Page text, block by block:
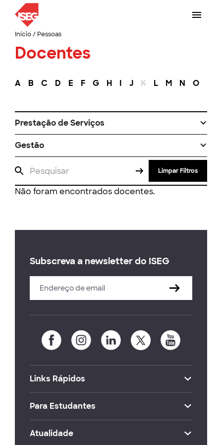
Início/ Pessoas
Docentes
A B C D E F G H I J K L M N O
Prestação de Serviços
Gestão
Limpar Filtros
Não foram encontrados docentes.
Subscreva a newsletter do ISEG
Links Rápidos
Para Estudantes
Atualidade